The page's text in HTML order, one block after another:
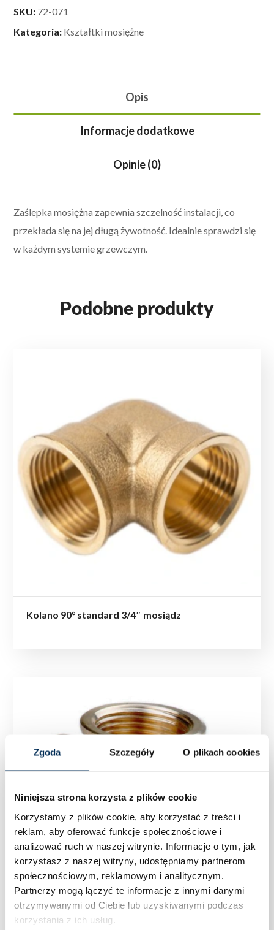
Zgoda Szczegóły O plikach cookies
Niniejsza strona korzysta z plików cookie
Korzystamy z plików cookie, aby korzystać z treści i
reklam, aby oferować funkcje społecznościowe i
analizować ruch w naszej witrynie. Informacje o tym, jak
korzystasz z naszej witryny, udostępniamy partnerom
społecznościowym, reklamowym i analitycznym.
Partnerzy mogą łączyć te informacje z innymi danymi
otrzymywanymi od Ciebie lub uzyskiwanymi podczas
korzystania z ich usług.
SKU: 72-071
Kategoria: Kształtki mosiężne
Opis
Informacje dodatkowe
Opinie (0)
Zaślepka mosiężna zapewniaszczelność instalacji,co
przekłada się na jej długą żywotność. Idealnie sprawdzi się
w każdym systemie grzewczym.
Podobne produkty
Kolano 90° standard 3/4″ mosiądz